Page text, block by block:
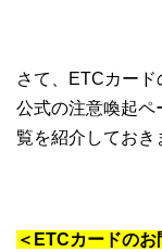
さて、ETCカー
公式の注意喚起ペ
覧を紹介しておき
＜ETCカードの